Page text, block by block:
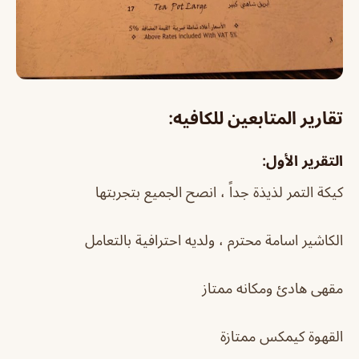
تقارير المتابعين للكافيه:
التقرير الأول:
كيكة التمر لذيذة جداً ، انصح الجميع بتجربتها
الكاشير اسامة محترم ، ولديه احترافية بالتعامل
مقهى هادئ ومكانه ممتاز
القهوة كيمكس ممتازة